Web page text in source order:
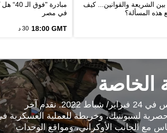
الشريعة والقوانين... كيف
هذه المسألة؟
مبادرة
في مصر
18:00 GMT 30 د
الخاصة
انطلقت العملية العسكرية الروسية الخاصة لحماية دونباس في 24 فبراير/ شباط 2022. نقدم آخر
حصرية لسبوتنيك، وخريطة للعملية العسكرية
مع الجانب الأوكراني، ومواقع الوحدات